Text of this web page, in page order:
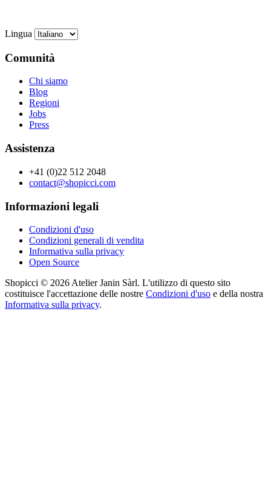
Lingua
Comunità
Chi siamo
Blog
Regioni
Jobs
Press
Assistenza
+41 (0)22 512 2048
contact@shopicci.com
Informazioni legali
Condizioni d'uso
Condizioni generali di vendita
Informativa sulla privacy
Open Source
Shopicci © 2026 Atelier Janin Sàrl. L'utilizzo di questo sito
costituisce l'accettazione delle nostre Condizioni d'uso e della nostra
Informativa sulla privacy.